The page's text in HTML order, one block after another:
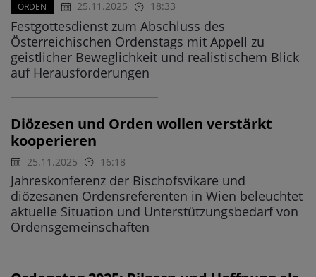
ORDEN 25.11.2025 18:33
Festgottesdienst zum Abschluss des
Österreichischen Ordenstags mit Appell zu
geistlicher Beweglichkeit und realistischem Blick
auf Herausforderungen
Diözesen und Orden wollen verstärkt
kooperieren
25.11.2025 16:18
Jahreskonferenz der Bischofsvikare und
diözesanen Ordensreferenten in Wien beleuchtet
aktuelle Situation und Unterstützungsbedarf von
Ordensgemeinschaften